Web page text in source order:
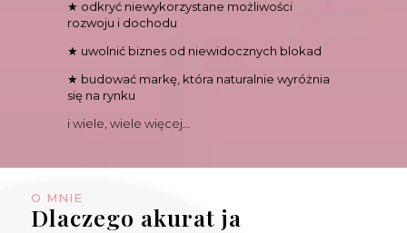
★ odkryć niewykorzystane możliwości
rozwoju i dochodu
★ uwolnić biznes od niewidocznych blokad
★ budować markę, która naturalnie wyróżnia
się na rynku
i wiele, wiele więcej…
O MNIE
Dlaczego akurat ja